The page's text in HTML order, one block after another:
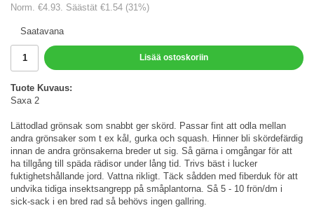
Norm. €4.93. Säästät €1.54 (31%)
Saatavana
Lisää ostoskoriin
Tuote Kuvaus:
Saxa 2
Lättodlad grönsak som snabbt ger skörd. Passar fint att odla mellan
andra grönsaker som t ex kål, gurka och squash. Hinner bli skördefärdig
innan de andra grönsakerna breder ut sig. Så gärna i omgångar för att
ha tillgång till späda rädisor under lång tid. Trivs bäst i lucker
fuktighetshållande jord. Vattna rikligt. Täck sådden med fiberduk för att
undvika tidiga insektsangrepp på småplantorna. Så 5 - 10 frön/dm i
sick-sack i en bred rad så behövs ingen gallring.